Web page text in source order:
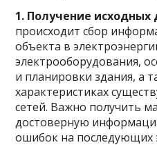
1. Получение исходных
происходит сбор
объекта в
электрооборудования,
и планировки здания, а
характеристиках
сетей. Важно получить
достоверную
ошибок на последующих